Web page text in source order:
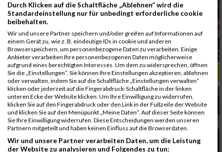
ALBUM B2RUN KÖLN / 05.09.2019
Durch Klicken auf die Schaltfläche „Ablehnen“ wird die
Standardeinstellung nur für unbedingt erforderliche cookie
beibehalten.
Wir und unsere Partner speichern und/oder greifen auf Informationen auf
einem Gerät zu, wie z. B. eindeutige IDs in cookie und anderen
Browserspeichern, um personenbezogene Daten zu verarbeiten. Einige
Anbieter verarbeiten Ihre personenbezogenen Daten möglicherweise
aufgrund eines berechtigten Interesses. Um dem zu widersprechen, öffnen
Sie die „Einstellungen“. Sie können Ihre Einstellungen akzeptieren, ablehnen
oder verwalten, indem Sie auf die Schaltfläche „Einstellungen verwalten“
klicken oder jederzeit auf die Fingerabdruck-Schaltfläche in der linken
unteren Ecke der Website klicken. Um Ihre Einwilligung zu widerrufen,
klicken Sie auf den Fingerabdruck oder den Link in der Fußzeile der Website
und klicken Sie auf den Menüpunkt „Meine Daten“. Auf dieser Seite können
Sie Ihre Einwilligung widerrufen. Diese Entscheidungen werden unseren
Partnern mitgeteilt und haben keinen Einfluss auf die Browserdaten.
Wir und unsere Partner verarbeiten Daten, um die Leistung
der Website zu analysieren und Folgendes zu tun: